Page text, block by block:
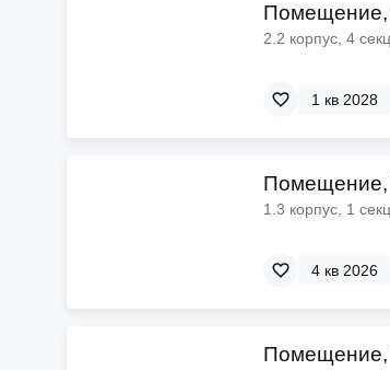
Помещение,
2.2 корпус, 4
1 кв 2028
Помещение,
1.3 корпус, 1
4 кв 2026
Помещение,